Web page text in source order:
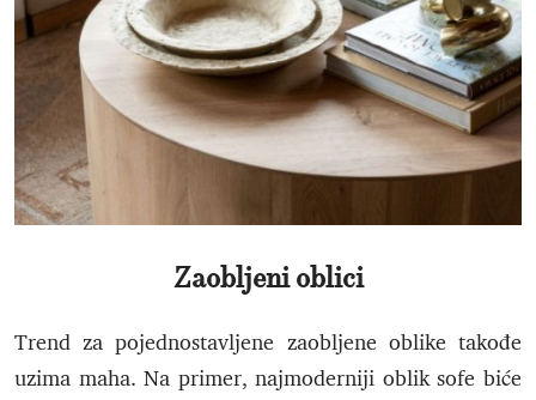
Zaobljeni oblici
Trend za pojednostavljene zaobljene oblike takođe
uzima maha. Na primer, najmoderniji oblik sofe biće